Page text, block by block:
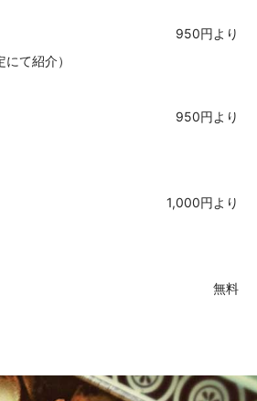
950円より
て紹介）
950円より
1,000円より
無料